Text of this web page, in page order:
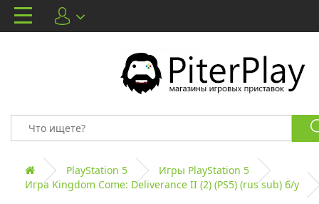
PlayStation 5
Игры PlayStation 5
Игра Kingdom Come: Deliverance II (2) (PS5) (rus sub) б/у